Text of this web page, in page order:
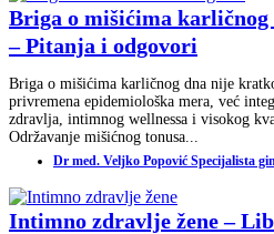
Briga o mišićima karličnog
– Pitanja i odgovori
Briga o mišićima karličnog dna nije
privremena epidemiološka mera, već
zdravlja, intimnog wellnessa i visokog
Održavanje mišićnog tonusa...
Dr med. Veljko Popović Specijalista
Intimno zdravlje žene –